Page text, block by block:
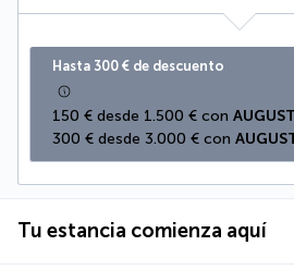
Hasta 300 € de descuento
150 € desde 1.500 € con
300 € desde 3.000 € con
Tu estancia comienza aquí